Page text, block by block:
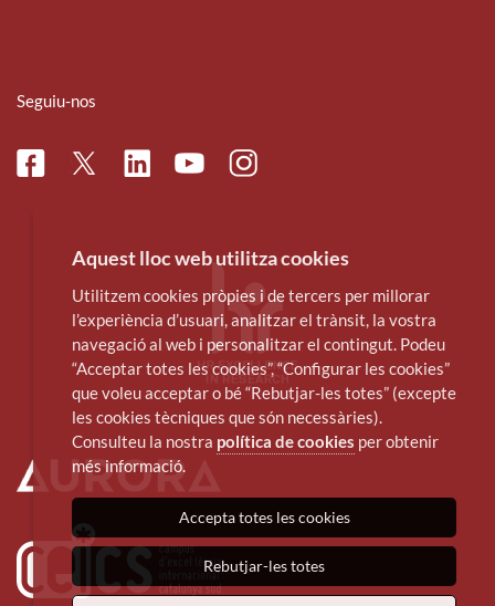
Seguiu-nos
FacebookTwitterLinkedinYoutubeInstagram
Aquest lloc web utilitza cookies
Utilitzem cookies pròpies i de tercers per millorar
l’experiència d’usuari, analitzar el trànsit, la vostra
navegació al web i personalitzar el contingut. Podeu
“Acceptar totes les cookies”, “Configurar les cookies”
que voleu acceptar o bé “Rebutjar-les totes” (excepte
les cookies tècniques que són necessàries).
Consulteu la nostra política de cookies per obtenir
més informació.
Accepta totes les cookies
Rebutjar-les totes